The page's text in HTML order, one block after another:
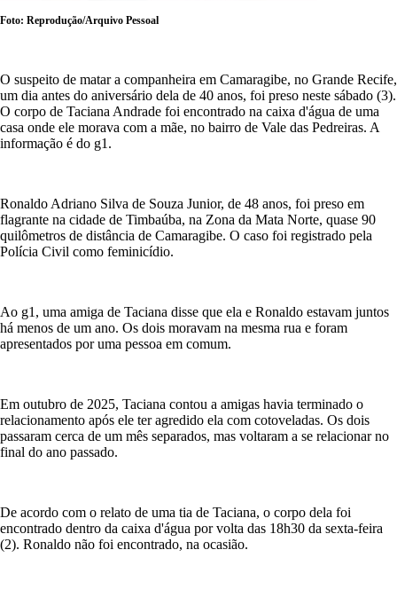
Foto: Reprodução/Arquivo Pessoal
O suspeito de matar a companheira em Camaragibe, no Grande Recife,
um dia antes do aniversário dela de 40 anos, foi preso neste sábado (3).
O corpo de Taciana Andrade foi encontrado na caixa d'água de uma
casa onde ele morava com a mãe, no bairro de Vale das Pedreiras. A
informação é do g1.
Ronaldo Adriano Silva de Souza Junior, de 48 anos, foi preso em
flagrante na cidade de Timbaúba, na Zona da Mata Norte, quase 90
quilômetros de distância de Camaragibe. O caso foi registrado pela
Polícia Civil como feminicídio.
Ao g1, uma amiga de Taciana disse que ela e Ronaldo estavam juntos
há menos de um ano. Os dois moravam na mesma rua e foram
apresentados por uma pessoa em comum.
Em outubro de 2025, Taciana contou a amigas havia terminado o
relacionamento após ele ter agredido ela com cotoveladas. Os dois
passaram cerca de um mês separados, mas voltaram a se relacionar no
final do ano passado.
De acordo com o relato de uma tia de Taciana, o corpo dela foi
encontrado dentro da caixa d'água por volta das 18h30 da sexta-feira
(2). Ronaldo não foi encontrado, na ocasião.